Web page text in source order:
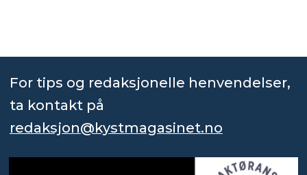
For tips og redaksjonelle henvendelser,
ta kontakt på
redaksjon@kystmagasinet.no